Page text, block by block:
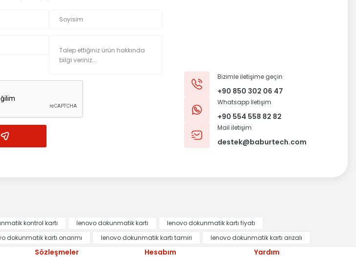
Bizimle iletişime geçin
+90 850 302 06 47
Whatsapp İletişim
+90 554 558 82 82
Mail iletişim
destek@baburtech.com
kontrol kartı lenovo dokunmatik kartı
lenovo dokunmatik kartı fiyatı
dokunmatik kartı onarımı lenovo dokunmatik kartı tamiri lenovo dokunmatik kartı arızalı
Sözleşmeler Hesabım Yardım